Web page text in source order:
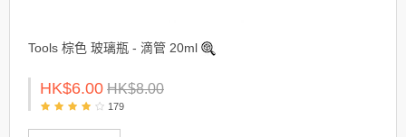
Tools 棕色 玻璃瓶 - 滴管 20ml
HK$6.00 HK$8.00
179